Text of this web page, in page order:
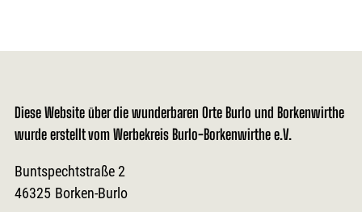
Diese Website über die wunderbaren Orte Burlo und Borkenwirthe
wurde erstellt vom Werbekreis Burlo-Borkenwirthe e.V.
Buntspechtstraße 2
46325 Borken-Burlo